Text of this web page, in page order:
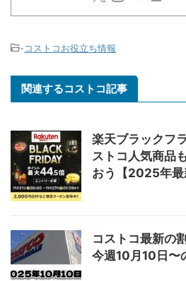
-コストコお役立ち情報
関連するコストコ記事
楽天ブラックフ
ストコ人気商品
おう【2025年最
コストコ最新の
今週10月10日〜